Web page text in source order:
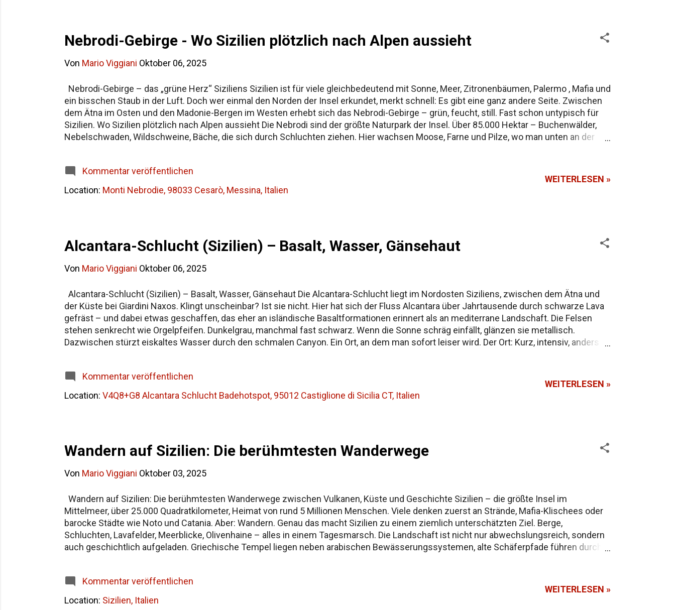
Nebrodi-Gebirge - Wo Sizilien plötzlich nach Alpen aussieht
Von Mario Viggiani Oktober 06, 2025
Nebrodi-Gebirge – das „grüne Herz“ Siziliens Sizilien ist für viele gleichbedeutend mit Sonne, Meer, Zitronenbäumen, Palermo , Mafia und
ein bisschen Staub in der Luft. Doch wer einmal den Norden der Insel erkundet, merkt schnell: Es gibt eine ganz andere Seite. Zwischen
dem Ätna im Osten und den Madonie-Bergen im Westen erhebt sich das Nebrodi-Gebirge – grün, feucht, still. Fast schon untypisch für
Sizilien. Wo Sizilien plötzlich nach Alpen aussieht Die Nebrodi sind der größte Naturpark der Insel. Über 85.000 Hektar – Buchenwälder,
Nebelschwaden, Wildschweine, Bäche, die sich durch Schluchten ziehen. Hier wachsen Moose, Farne und Pilze, wo man unten an der
Nebrodi – 70 Kilometer Wildnis Ein Highlight für alle...
Kommentar veröffentlichen
Location: Monti Nebrodie, 98033 Cesarò, Messina, Italien
WEITERLESEN »
Alcantara-Schlucht (Sizilien) – Basalt, Wasser, Gänsehaut
Von Mario Viggiani Oktober 06, 2025
Alcantara-Schlucht (Sizilien) – Basalt, Wasser, Gänsehaut Die Alcantara-Schlucht liegt im Nordosten Siziliens, zwischen dem Ätna und
der Küste bei Giardini Naxos. Klingt unscheinbar? Ist sie nicht. Hier hat sich der Fluss Alcantara über Jahrtausende durch schwarze Lava
gefräst – und dabei etwas geschaffen, das eher an isländische Basaltformationen erinnert als an mediterrane Landschaft. Die Felsen
stehen senkrecht wie Orgelpfeifen. Dunkelgrau, manchmal fast schwarz. Wenn die Sonne schräg einfällt, glänzen sie metallisch.
Dazwischen stürzt eiskaltes Wasser durch den schmalen Canyon. Ein Ort, an dem man sofort leiser wird. Der Ort: Kurz, intensiv, anders
Rauschen, sieht winzige Menschen unten im Wasser. Und j...
Kommentar veröffentlichen
Location: V4Q8+G8 Alcantara Schlucht Badehotspot, 95012 Castiglione di Sicilia CT, Italien
WEITERLESEN »
Wandern auf Sizilien: Die berühmtesten Wanderwege
Von Mario Viggiani Oktober 03, 2025
Wandern auf Sizilien: Die berühmtesten Wanderwege zwischen Vulkanen, Küste und Geschichte Sizilien – die größte Insel im
Mittelmeer, über 25.000 Quadratkilometer, Heimat von rund 5 Millionen Menschen. Viele denken zuerst an Strände, Mafia-Klischees oder
barocke Städte wie Noto und Catania. Aber: Wandern. Genau das macht Sizilien zu einem ziemlich unterschätzten Ziel. Berge,
Schluchten, Lavafelder, Meerblicke, Olivenhaine – alles in einem Tagesmarsch. Die Landschaft ist nicht nur abwechslungsreich, sondern
auch geschichtlich aufgeladen. Griechische Tempel liegen neben arabischen Bewässerungssystemen, alte Schäferpfade führen durch
Zahlen, praktische Hinweise. Und ja, auch ein paar persönliche Einschübe – weil es sonst...
Kommentar veröffentlichen
Location: Sizilien, Italien
WEITERLESEN »